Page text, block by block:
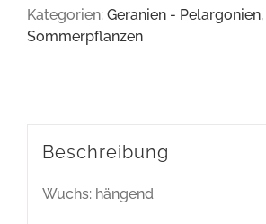
Kategorien: Geranien - Pelargonien,
Sommerpflanzen
Beschreibung
Wuchs: hängend